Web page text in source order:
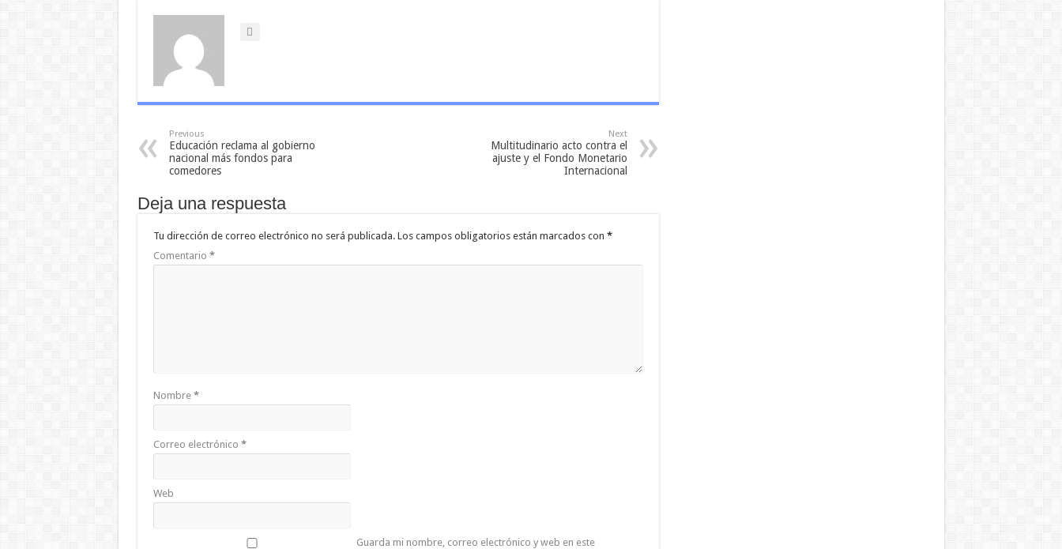
Previous
Educación reclama al gobierno
nacional más fondos para
comedores
Next
Multitudinario acto contra el
ajuste y el Fondo Monetario
Internacional
Deja una respuesta
Tu dirección de correo electrónico no será publicada. Los campos obligatorios están marcados con *
Comentario *
Nombre *
Correo electrónico *
Web
Guarda mi nombre, correo electrónico y web en este